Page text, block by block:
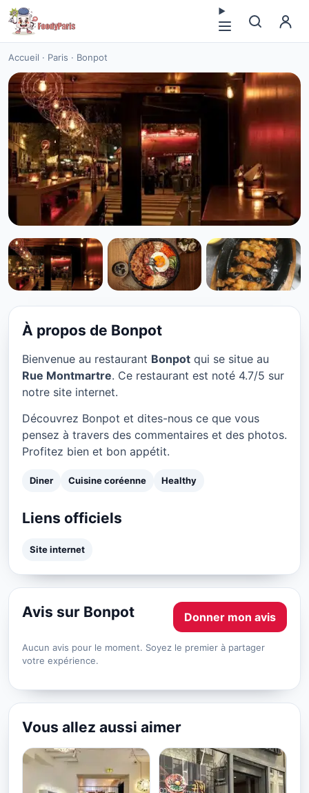
Accueil · Paris · Bonpot
DINER
Bonpot à Paris
★ 4.7/5
À propos de Bonpot
Bienvenue au restaurant Bonpot qui se situe au
Rue Montmartre. Ce restaurant est noté 4.7/5 sur
notre site internet.
Découvrez Bonpot et dites-nous ce que vous
pensez à travers des commentaires et des photos.
Profitez bien et bon appétit.
Diner Cuisine coréenne Healthy
Liens officiels
Site internet
Avis sur Bonpot Donner mon avis
Aucun avis pour le moment. Soyez le premier à partager
votre expérience.
Vous allez aussi aimer